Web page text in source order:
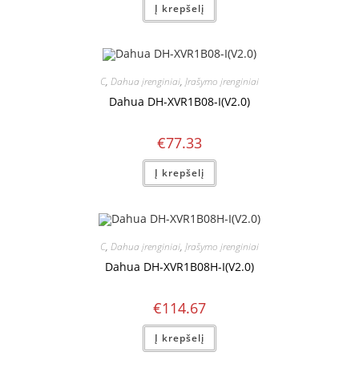
Į krepšelį
C, Dahua įrenginiai, Įrašymo įrenginiai
Dahua DH-XVR1B08-I(V2.0)
€77.33
Į krepšelį
C, Dahua įrenginiai, Įrašymo įrenginiai
Dahua DH-XVR1B08H-I(V2.0)
€114.67
Į krepšelį